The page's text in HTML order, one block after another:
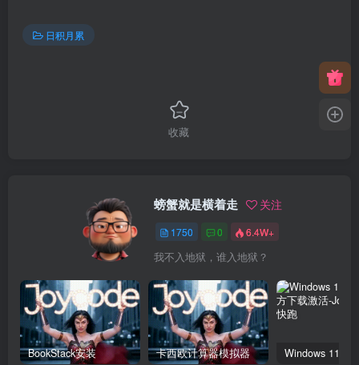
日积月累
收藏
螃蟹就是横着走 关注
1750 0 6.4W+
我不入地狱，谁入地狱？
BookStack安装 卡西欧计算器模拟器